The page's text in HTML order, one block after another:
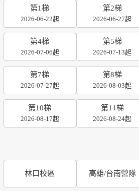
第1梯
2026-06-22起
第2梯
2026-06-27起
第4梯
2026-07-06起
第5梯
2026-07-13起
第7梯
2026-07-27起
第8梯
2026-08-03起
第10梯
2026-08-17起
第11梯
2026-08-24起
林口校區 高雄/台南營隊